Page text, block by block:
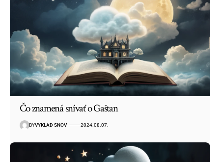
Čo znamená snívať o Gaštan
BYVYKLAD SNOV 2024.08.07.